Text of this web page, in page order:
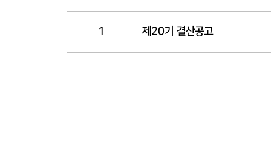
1 제20기 결산공고